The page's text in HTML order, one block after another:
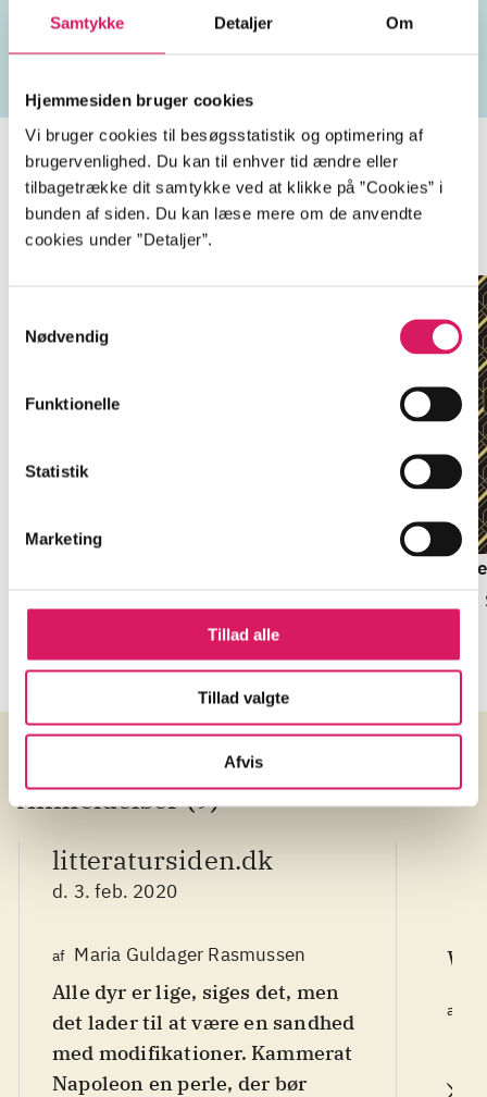
Samtykke Detaljer Om
Hjemmesiden bruger cookies
Vi bruger cookies til besøgsstatistik og optimering af
brugervenlighed. Du kan til enhver tid ændre eller
tilbagetrække dit samtykke ved at klikke på ”Cookies” i
bunden af siden. Du kan læse mere om de anvendte
cookies under ”Detaljer”.
Nødvendig
Funktionelle
Statistik
Marketing
Tillad alle
Tillad valgte
Afvis
satire Storm Petersen, Robert fortællinger
Minder om
Anmeldelser (9)
litteratursiden.dk
d. 3. feb. 2020
af Maria Guldager Rasmussen
Alle dyr er lige, siges det, men
det lader til at være en sandhed
med modifikationer. Kammerat
Napoleon en perle, der bør
af